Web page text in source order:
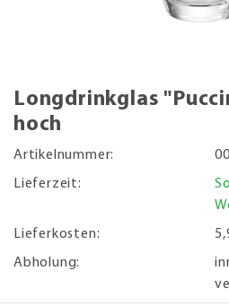
Longdrinkglas
hoch
Artikelnummer:
Lieferzeit:
Lieferkosten:
Abholung: